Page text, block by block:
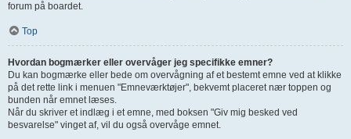
forum på boardet.
Top
Hvordan bogmærker eller overvåger jeg specifikke emner?
Du kan bogmærke eller bede om overvågning af et bestemt emne ved at klikke
på det rette link i menuen "Emneværktøjer", bekvemt placeret nær toppen og
bunden når emnet læses.
Når du skriver et indlæg i et emne, med boksen "Giv mig besked ved
besvarelse" vinget af, vil du også overvåge emnet.